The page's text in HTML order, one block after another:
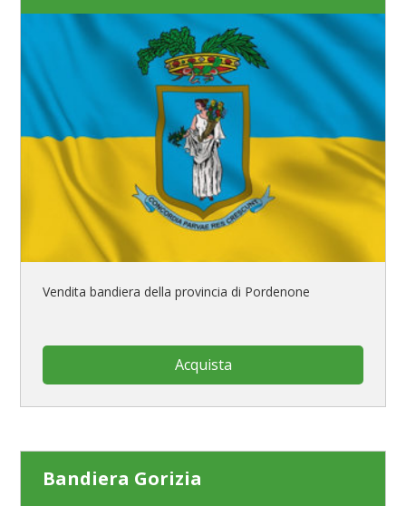
Vendita bandiera della provincia di Pordenone
Acquista
Bandiera Gorizia